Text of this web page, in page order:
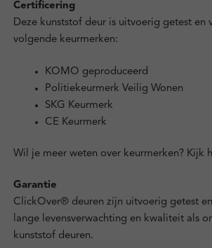
Certificering
Deze kunststof deur is uitvoerig getest en
volgende keurmerken:
KOMO geproduceerd
Politiekeurmerk Veilig Wonen
SKG Keurmerk
CE Keurmerk
Wil je meer weten over keurmerken? Kijk
Garantie
ClickOver® deuren zijn uitvoerig getest
lange levensverwachting en kwaliteit als
kunststof deuren.